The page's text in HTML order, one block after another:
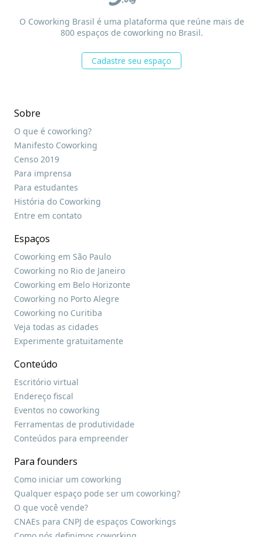
O Coworking Brasil é uma plataforma que reúne mais de
800 espaços de coworking no Brasil.
Cadastre seu espaço
Sobre
O que é coworking?
Manifesto Coworking
Censo 2019
Para imprensa
Para estudantes
História do Coworking
Entre em contato
Espaços
Coworking em São Paulo
Coworking no Rio de Janeiro
Coworking em Belo Horizonte
Coworking no Porto Alegre
Coworking no Curitiba
Veja todas as cidades
Experimente gratuitamente
Conteúdo
Escritório virtual
Endereço fiscal
Eventos no coworking
Ferramentas de produtividade
Conteúdos para empreender
Para founders
Como iniciar um coworking
Qualquer espaço pode ser um coworking?
O que você vende?
CNAEs para CNPJ de espaços Coworkings